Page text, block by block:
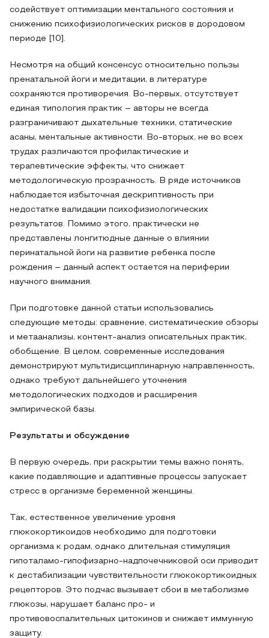
содействует оптимизации ментального состояния и
снижению психофизиологических рисков в дородовом
периоде [10].
Несмотря на общий консенсус относительно пользы
пренатальной йоги и медитации, в литературе
сохраняются противоречия. Во-первых, отсутствует
единая типология практик – авторы не всегда
разграничивают дыхательные техники, статические
асаны, ментальные активности. Во-вторых, не во всех
трудах различаются профилактические и
терапевтические эффекты, что снижает
методологическую прозрачность. В ряде источников
наблюдается избыточная дескриптивность при
недостатке валидации психофизиологических
результатов. Помимо этого, практически не
представлены лонгитюдные данные о влиянии
перинатальной йоги на развитие ребенка после
рождения – данный аспект остается на периферии
научного внимания.
При подготовке данной статьи использовались
следующие методы: сравнение, систематические обзоры
и метаанализы, контент-анализ описательных практик,
обобщение. В целом, современные исследования
демонстрируют мультидисциплинарную направленность,
однако требуют дальнейшего уточнения
методологических подходов и расширения
эмпирической базы.
Результаты и обсуждение
В первую очередь, при раскрытии темы важно понять,
какие подавляющие и адаптивные процессы запускает
стресс в организме беременной женщины.
Так, естественное увеличение уровня
глюкокортикоидов необходимо для подготовки
организма к родам, однако длительная стимуляция
гипоталамо-гипофизарно-надпочечниковой оси приводит
к дестабилизации чувствительности глюкокортикоидных
рецепторов. Это подчас вызывает сбои в метаболизме
глюкозы, нарушает баланс про- и
противовоспалительных цитокинов и снижает иммунную
защиту.